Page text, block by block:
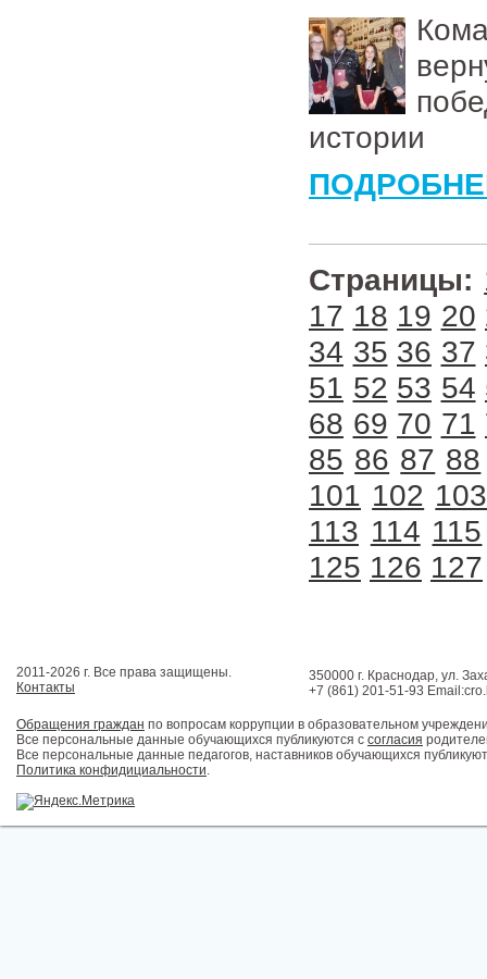
истории
Страницы:
17 18 19 20
34 35 36 37
51 52 53 54
68 69 70 71
85 86 87 88
101 102 103
113 114 115
125 126 127
2011-2026 г. Все права защищены.
Контакты
350000 г. Краснодар, ул.
+7 (861) 201-51-93
Обращения граждан по вопросам коррупции в образовательном
Все персональные данные обучающихся публикуются с согласия
Все персональные данные педагогов, наставников обучающихся
Политика конфидициальности.